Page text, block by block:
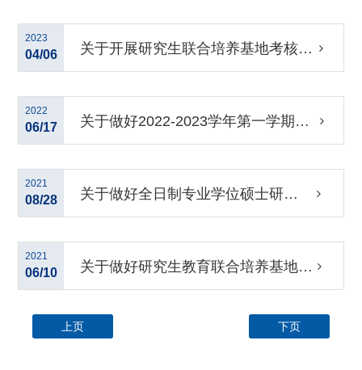
业学位研究生专业实践的通知
2023
04/06 关于开展研究生联合培养基地考核验
收和中期检查工作的通知
2022
06/17 关于做好2022-2023学年第一学期专
业学位研究生专业实践的通知
2021
08/28 关于做好全日制专业学位硕士研究
生专业实践的通知
2021
06/10 关于做好研究生教育联合培养基地实
施情况总结的通知
上页 下页